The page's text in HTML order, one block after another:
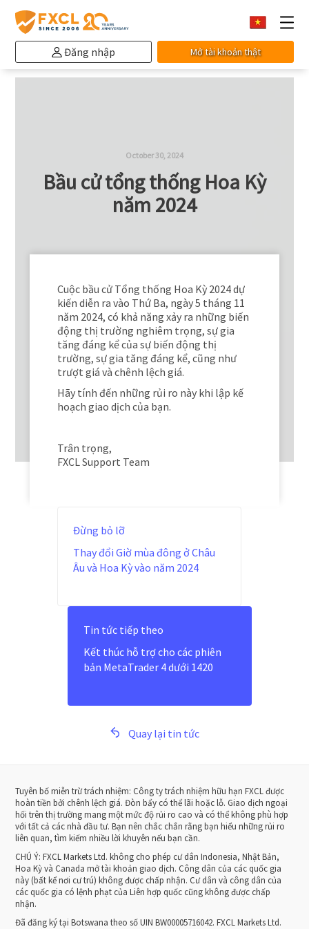
Đăng nhập Mở tài khoản thật
October 30, 2024
Bầu cử tổng thống Hoa Kỳ
năm 2024
Cuộc bầu cử Tổng thống Hoa Kỳ 2024 dự
kiến ​​diễn ra vào Thứ Ba, ngày 5 tháng 11
năm 2024, có khả năng xảy ra những biến
động thị trường nghiêm trọng, sự gia
tăng đáng kể của sự biến động thị
trường, sự gia tăng đáng kể, cũng như
trượt giá và chênh lệch giá.
Hãy tính đến những rủi ro này khi lập kế
hoạch giao dịch của bạn.
Trân trọng,
FXCL Support Team
Đừng bỏ lỡ
Thay đổi Giờ mùa đông ở Châu
Âu và Hoa Kỳ vào năm 2024
Tin tức tiếp theo
Kết thúc hỗ trợ cho các phiên
bản MetaTrader 4 dưới 1420
Quay lại tin tức
Tuyên bố miễn trừ trách nhiệm: Công ty trách nhiệm hữu hạn FXCL được
hoàn tiền bởi chênh lệch giá. Đòn bẩy có thể lãi hoặc lỗ. Giao dịch ngoại
hối trên thị trường mang một mức độ rủi ro cao và có thể không phù hợp
với tất cả các nhà đầu tư. Bạn nên chắc chắn rằng bạn hiểu những rủi ro
liên quan, tìm kiếm nhiều lời khuyên nếu bạn cần.
CHÚ Ý: FXCL Markets Ltd. không cho phép cư dân Indonesia, Nhật Bản,
Hoa Kỳ và Canada mở tài khoản giao dịch. Công dân của các quốc gia
này (bất kể nơi cư trú) không được chấp nhận. Cư dân và công dân của
các quốc gia có lệnh phạt của Liên hợp quốc cũng không được chấp
nhận.
Đã đăng ký tại Botswana theo số UIN BW00005716042. FXCL Markets Ltd.